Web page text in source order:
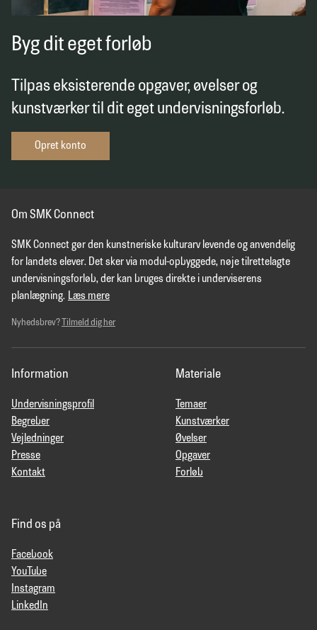
Byg dit eget forløb
Tilpas eksisterende opgaver, øvelser og
kunstværker til dit eget undervisningsforløb.
Opret konto
Om SMK Connect
SMK Connect gør den kunstneriske kulturarv levende og anvendelig
for landets elever. Det sker via modul-opbyggede, nøje tilrettelagte
undervisningsforløb, der kan bruges direkte i underviserens
planlægning. Læs mere
Nyhedsbrev? Tilmeld dig her
Information
Undervisningsprofil
Begreber
Vejledninger
Presse
Kontakt
Materiale
Temaer
Kunstværker
Øvelser
Opgaver
Forløb
Find os på
Facebook
YouTube
Instagram
LinkedIn